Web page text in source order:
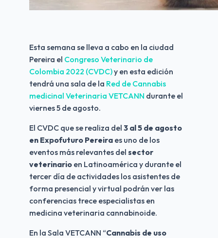
Esta semana se lleva a cabo en la ciudad
Pereira el Congreso Veterinario de
Colombia 2022 (CVDC) y en esta edición
tendrá una sala de la Red de Cannabis
medicinal Veterinaria VETCANN durante el
viernes 5 de agosto.
El CVDC que se realiza del 3 al 5 de agosto
en Expofuturo Pereira es uno de los
eventos más relevantes del sector
veterinario en Latinoamérica y durante el
tercer día de actividades los asistentes de
forma presencial y virtual podrán ver las
conferencias trece especialistas en
medicina veterinaria cannabinoide.
En la Sala VETCANN “Cannabis de uso